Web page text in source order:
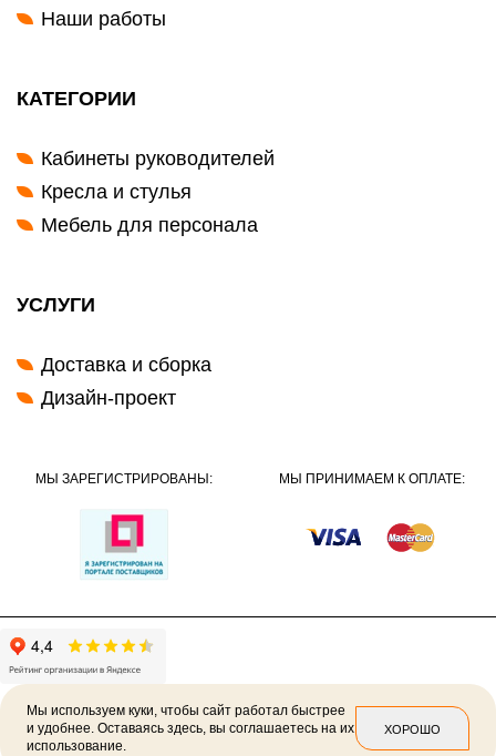
Наши работы
КАТЕГОРИИ
Кабинеты руководителей
Кресла и стулья
Мебель для персонала
УСЛУГИ
Доставка и сборка
Дизайн-проект
МЫ ЗАРЕГИСТРИРОВАНЫ: МЫ ПРИНИМАЕМ К ОПЛАТЕ:
2026 © Политика конфиденциальности
Мы используем куки, чтобы сайт работал быстрее
и удобнее. Оставаясь здесь, вы соглашаетесь на их
использование.
ХОРОШО